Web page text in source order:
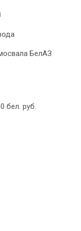
БелАЗ
бел. руб.